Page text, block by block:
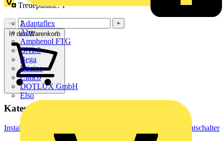
Adaptaflex
Alre
Amphenol FTG
BALS
Bega
Bticino
Cimco
DOTLUX GmbH
Elso
Treuepunkte:1
−
+
In den Warenkorb
Kategorien
Installationsmaterial & Zubehör Lichtschalter